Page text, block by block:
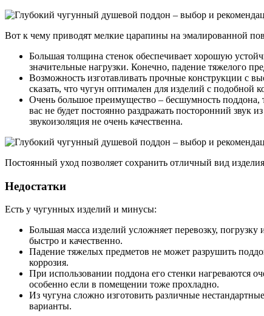
Вот к чему приводят мелкие царапины на эмалированной
Большая толщина стенок обеспечивает хорошую
значительные нагрузки. Конечно, падение тяжелого
Возможность изготавливать прочные конструкции с
сказать, что чугун оптимален для изделий с подобной
Очень большое преимущество – бесшумность поддона,
вас не будет постоянно раздражать посторонний звук
звукоизоляция не очень качественна.
Постоянный уход позволяет сохранить отличный вид
Недостатки
Есть у чугунных изделий и минусы:
Большая масса изделий усложняет перевозку,
быстро и качественно.
Падение тяжелых предметов не может разрушить
коррозия.
При использовании поддона его стенки нагреваются
особенно если в помещении тоже прохладно.
Из чугуна сложно изготовить различные
варианты.